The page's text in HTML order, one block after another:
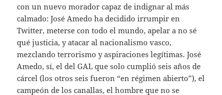
con un nuevo morador capaz de indignar al más
calmado: José Amedo ha decidido irrumpir en
Twitter, meterse con todo el mundo, apelar a no sé
qué justicia, y atacar al nacionalismo vasco,
mezclando terrorismo y aspiraciones legítimas. José
Amedo, sí, el del GAL que solo cumplió seis años de
cárcel (los otros seis fueron “en régimen abierto”), el
campeón de los canallas, el hombre que no se